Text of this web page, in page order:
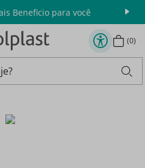
Beneficio para você
0